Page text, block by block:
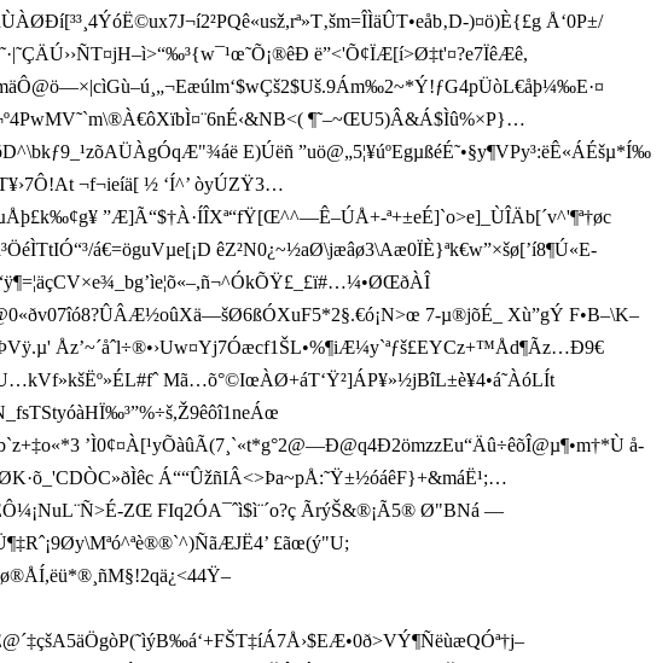
T‚šm =ÎÌäÛT•eåb‚D-)¤ö)È{£g Å‘0P±/
ë”<'Õ¢ÏÆ[í>Ø‡t'¤?e7ÏêÆê,
„¬Eæúlm‘$wÇš2$Uš.9Ám‰2~*Ý!ƒG4pÜòL€åþ¼‰E·¤
¶˜–~ŒU5)Â&Á$Ìû%×P}…
AÜÀgÓqÆ"¾áë E)Úëñ ”uö@„5¦¥úºEgµßéÉ˜•§y¶VPy³:ëÊ«ÁÉ šµ*Í‰
¬f¬ieíä[ ½ ‘Í^’ òy ÚZŸ3…
”Æ]Ã“$†À·ÍÎXª“fŸ[Œ^^—Ê–ÚÅ+-ª+±eÉ]`o>e]_ÙÎÄb[´v^'¶ª†øc
á€=öguVµe[¡D êZ²N0¿~½aØ\jæâ ø3\Aæ0ÏÈ}ªk€w”×šø[’í8¶Ú«E-
?ÛÂÆ½oûXä—šØ6ßÓXuF5* 2§.€ó¡N>œ 7-µ®jõÉ_ Xù”gÝ F•B–\K–
Åz’~´åˆl÷®•›Uw¤Yj7Óæcf1ŠL•%¶iÆ¼y`ªƒš£EYCz+™Åd¶Ãz…Ð9€
Mã…õ°©IœÀØ+áT‘Ÿ²]ÁP¥»½jBîL±è¥4•á˜ÀóLÍt
‰³”%÷š,Ž9êôî1neÁœ
’Ì0¢¤­À[¹yÕàûÃ(7¸`«t*g°2@—Ð@q4Ð2ömzzEu“Äû÷êõÎ@µ¶•m†*Ù å­
Ìêc Á““ÛžñIÂ<>Þa~pÅ:˜ Ÿ±½óáêF}+&máË¹;…
L¨Ñ>É-ZŒ FIq2ÓA¯ˆì$ì¨´o?ç ÃrýŠ&®¡Ã5® Ø"BNá —
£ãœ(ý"U;
¸ñM§!2qä¿<44Ÿ–
P(˜ìýB‰á‘+FŠT‡íÁ7Å›$EÆ•0ð>VÝ¶ÑëùæQÓª†j–